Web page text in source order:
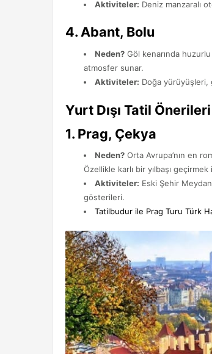
Aktiviteler: Deniz manzaralı
4.Abant, Bolu
Neden? Göl kenarında
atmosfer sunar.
Aktiviteler: Doğa yürüyüşleri,
Yurt Dışı Tatil Önerileri
1. Prag, Çekya
Neden? Orta Avrupa’nın en
Özellikle karlı bir yılbaşı
Aktiviteler: Eski Şehir
gösterileri.
Tatilbudur ile Prag Turu Türk